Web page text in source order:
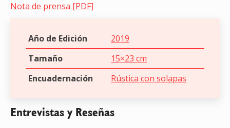
Nota de prensa [PDF]
Año de Edición
2019
Tamaño
15×23 cm
Encuadernación
Rústica con solapas
Entrevistas y Reseñas